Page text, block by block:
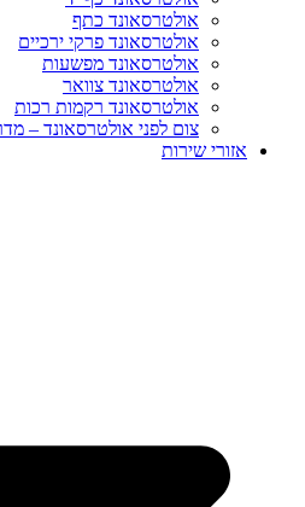
אולטרסאונד כתף
אולטרסאונד פרקי ירכיים
אולטרסאונד מפשעות
אולטרסאונד צוואר
אולטרסאונד רקמות רכות
צום לפני אולטרסאונד –
אזורי שירות